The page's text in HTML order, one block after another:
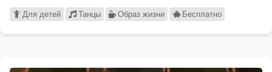
Для детей Танцы Образ жизни Бесплатно